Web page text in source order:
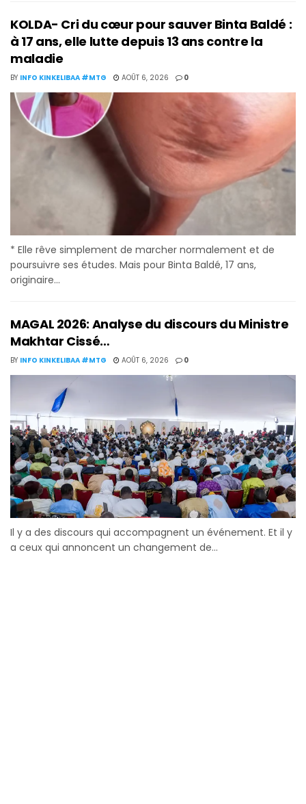
KOLDA- Cri du cœur pour sauver Binta Baldé :
à 17 ans, elle lutte depuis 13 ans contre la
maladie
BY INFO KINKELIBAA #MTG AOÛT 6, 2026 0
* Elle rêve simplement de marcher normalement et de
poursuivre ses études. Mais pour Binta Baldé, 17 ans,
originaire...
MAGAL 2026: Analyse du discours du Ministre
Makhtar Cissé…
BY INFO KINKELIBAA #MTG AOÛT 6, 2026 0
Il y a des discours qui accompagnent un événement. Et il y
a ceux qui annoncent un changement de...